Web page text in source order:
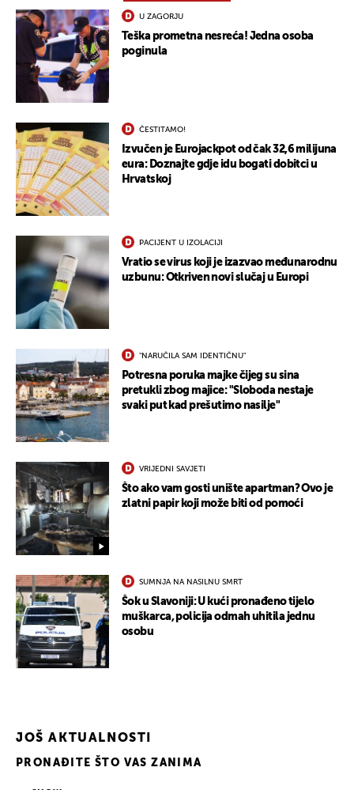
U ZAGORJU
Teška prometna nesreća! Jedna osoba
poginula
ČESTITAMO!
Izvučen je Eurojackpot od čak 32,6 milijuna
eura: Doznajte gdje idu bogati dobitci u
Hrvatskoj
PACIJENT U IZOLACIJI
Vratio se virus koji je izazvao međunarodnu
uzbunu: Otkriven novi slučaj u Europi
"NARUČILA SAM IDENTIČNU"
Potresna poruka majke čijeg su sina
pretukli zbog majice: "Sloboda nestaje
svaki put kad prešutimo nasilje"
VRIJEDNI SAVJETI
Što ako vam gosti unište apartman? Ovo je
zlatni papir koji može biti od pomoći
SUMNJA NA NASILNU SMRT
Šok u Slavoniji: U kući pronađeno tijelo
muškarca, policija odmah uhitila jednu
osobu
JOŠ AKTUALNOSTI
PRONAĐITE ŠTO VAS ZANIMA